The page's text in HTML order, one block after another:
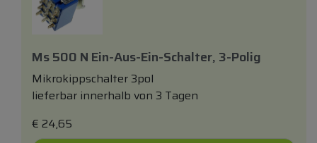
Ms 500 N Ein-Aus-Ein-Schalter, 3-Polig
Mikrokippschalter 3pol
lieferbar innerhalb von 3 Tagen
€ 24,65